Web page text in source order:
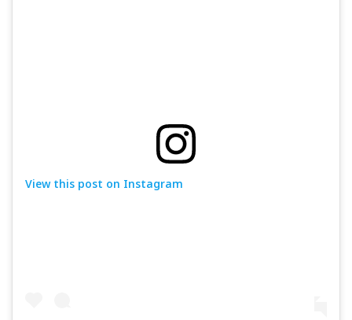
View this post on Instagram